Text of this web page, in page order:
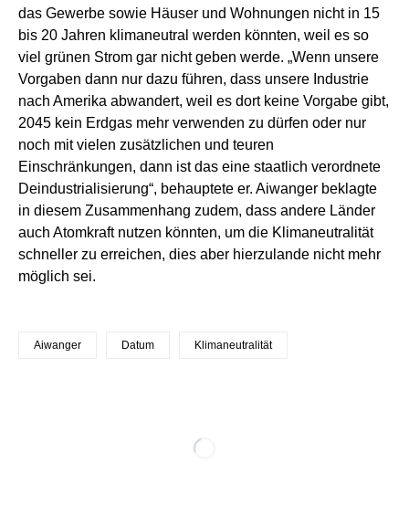
das Gewerbe sowie Häuser und Wohnungen nicht in 15
bis 20 Jahren klimaneutral werden könnten, weil es so
viel grünen Strom gar nicht geben werde. „Wenn unsere
Vorgaben dann nur dazu führen, dass unsere Industrie
nach Amerika abwandert, weil es dort keine Vorgabe gibt,
2045 kein Erdgas mehr verwenden zu dürfen oder nur
noch mit vielen zusätzlichen und teuren
Einschränkungen, dann ist das eine staatlich verordnete
Deindustrialisierung“, behauptete er. Aiwanger beklagte
in diesem Zusammenhang zudem, dass andere Länder
auch Atomkraft nutzen könnten, um die Klimaneutralität
schneller zu erreichen, dies aber hierzulande nicht mehr
möglich sei.
Aiwanger Datum Klimaneutralität